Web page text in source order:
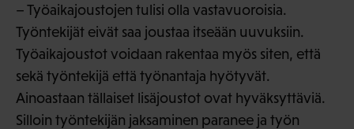
– Työaikajoustojen tulisi olla vastavuoroisia.
Työntekijät eivät saa joustaa itseään uuvuksiin.
Työaikajoustot voidaan rakentaa myös siten, että
sekä työntekijä että työnantaja hyötyvät.
Ainoastaan tällaiset lisäjoustot ovat hyväksyttäviä.
Silloin työntekijän jaksaminen paranee ja työn